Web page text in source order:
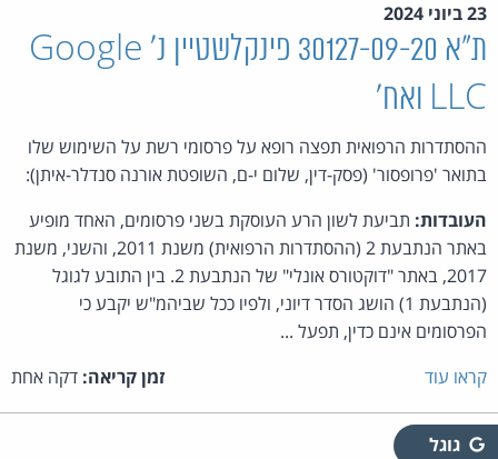
23 ביוני 2024
ת"א 30127-09-20 פינקלשטיין נ' Google
LLC ואח'
ההסתדרות הרפואית תפצה רופא על פרסומי רשת על השימוש שלו
בתואר 'פרופסור' (פסק-דין, שלום י-ם, השופטת אורנה סנדלר-איתן):
העובדות: תביעת לשון הרע העוסקת בשני פרסומים, האחד מופיע
באתר הנתבעת 2 (ההסתדרות הרפואית) משנת 2011, והשני, משנת
2017, באתר "דוקטורס אונלי" של הנתבעת 2. בין התובע לגוגל
(הנתבעת 1) הושג הסדר דיוני, ולפיו ככל שביהמ"ש יקבע כי
הפרסומים אינם כדין, תפעל ...
קראו עוד
זמן קריאה: דקה אחת
גוגל